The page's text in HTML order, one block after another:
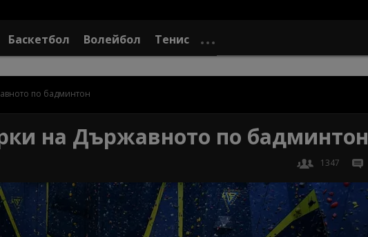
Баскетбол Волейбол Тенис
по бадминтон
на Държавното по бадминтон
1347